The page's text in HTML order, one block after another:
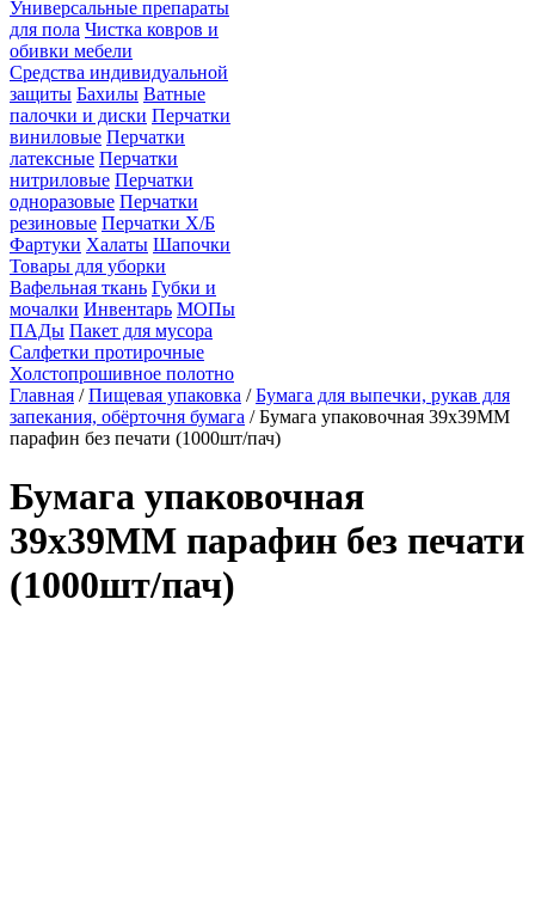
Универсальные препараты
для пола Чистка ковров и
обивки мебели
Средства индивидуальной
защиты Бахилы Ватные
палочки и диски Перчатки
виниловые Перчатки
латексные Перчатки
нитриловые Перчатки
одноразовые Перчатки
резиновые Перчатки Х/Б
Фартуки Халаты Шапочки
Товары для уборки
Вафельная ткань Губки и
мочалки Инвентарь МОПы
ПАДы Пакет для мусора
Салфетки протирочные
Холстопрошивное полотно
Главная /Пищевая упаковка /Бумага для выпечки, рукав для
запекания, обёрточня бумага / Бумага упаковочная 39х39ММ
парафин без печати (1000шт/пач)
Бумага упаковочная
39х39ММ парафин без печати
(1000шт/пач)